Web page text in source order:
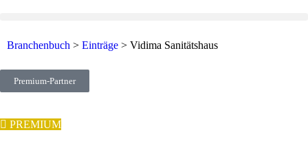
Branchenbuch > Einträge > Vidima Sanitätshaus
Premium-Partner
PREMIUM